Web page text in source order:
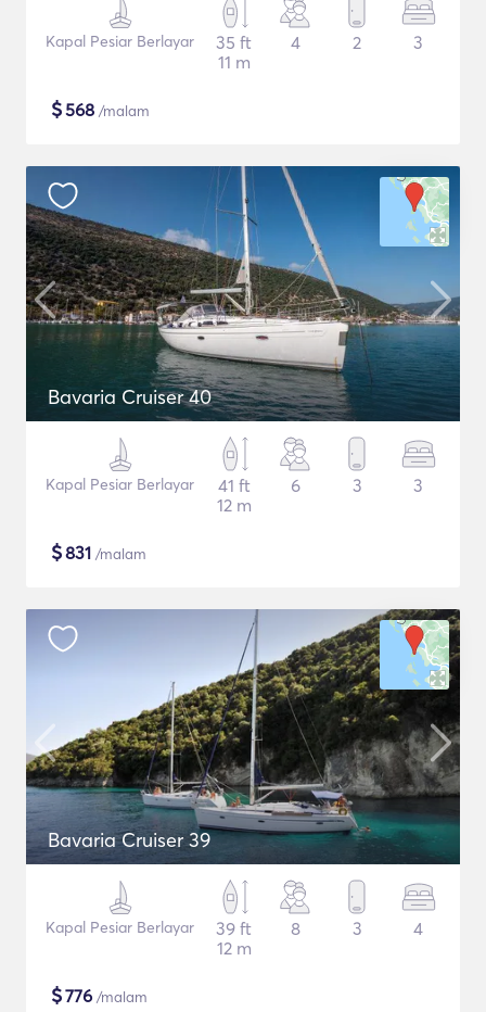
Kapal Pesiar Berlayar
35 ft
11 m
4 2 3
$568 /malam
Bavaria Cruiser 40
Kapal Pesiar Berlayar
41 ft
12 m
6 3 3
$831 /malam
Bavaria Cruiser 39
Kapal Pesiar Berlayar
39 ft
12 m
8 3 4
$776 /malam